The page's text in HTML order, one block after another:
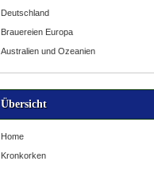
Deutschland
Brauereien Europa
Australien und Ozeanien
Übersicht
Home
Kronkorken